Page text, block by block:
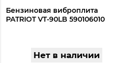
Бензиновая виброплита
PATRIOT VT-90LB 590106010
Нет в наличии